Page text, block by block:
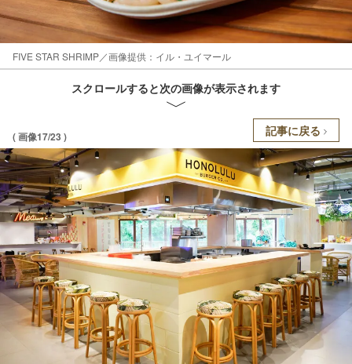
FIVE STAR SHRIMP／画像提供：イル・ユイマール
スクロールすると次の画像が表示されます
( 画像17/23 ) 記事に戻る